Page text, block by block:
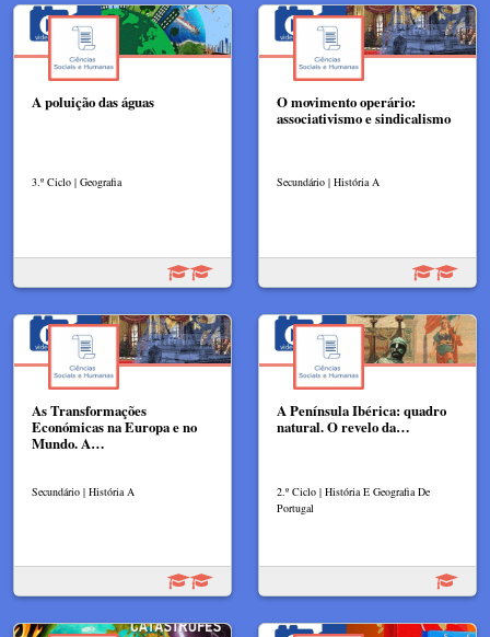
A poluição das águas
3.º Ciclo | Geografia
O movimento operário:
associativismo e sindicalismo
Secundário | História A
As Transformações
Económicas na Europa e no
Mundo. A…
Secundário | História A
A Península Ibérica: quadro
natural. O revelo da…
2.º Ciclo | História E Geografia De
Portugal